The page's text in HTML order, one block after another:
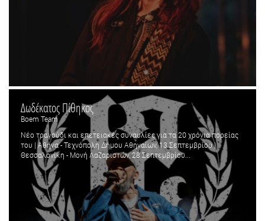
Δωδέκατος Πίθηκος
Boem Team
Νέο τραγούδι και επετειακές συναυλίες για τα 20 χρόνια πορείας
του | Αθήνα - Τεχνόπολη Δήμου Αθηναίων, 13 Σεπτεμβρίου |
Θεσσαλονίκη - Μονή Λαζαριστών, 28 Σεπτεμβρίου...